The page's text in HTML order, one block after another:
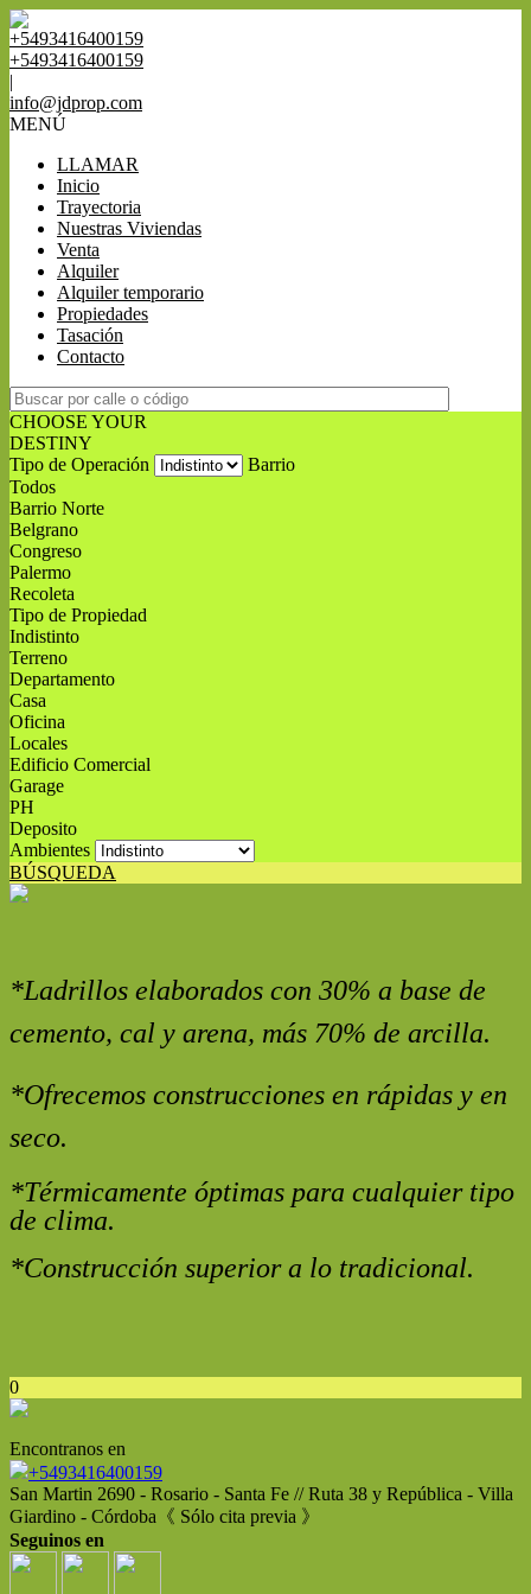
+5493416400159
+5493416400159
|
info@jdprop.com
MENÚ
LLAMAR
Inicio
Trayectoria
Nuestras Viviendas
Venta
Alquiler
Alquiler temporario
Propiedades
Tasación
Contacto
CHOOSE YOUR
DESTINY
Tipo de Operación
Barrio
Todos
Barrio Norte
Belgrano
Congreso
Palermo
Recoleta
Tipo de Propiedad
Indistinto
Terreno
Departamento
Casa
Oficina
Locales
Edificio Comercial
Garage
PH
Deposito
Ambientes
BÚSQUEDA
*Ladrillos elaborados con 30% a base de
cemento, cal y arena, más 70% de arcilla.
*Ofrecemos construcciones en rápidas y en
seco.
*Térmicamente óptimas para cualquier tipo
de clima.
*Construcción superior a lo tradicional.
0
Encontranos en
+5493416400159
San Martin 2690 - Rosario - Santa Fe // Ruta 38 y República - Villa
Giardino - Córdoba《 Sólo cita previa 》
Seguinos en